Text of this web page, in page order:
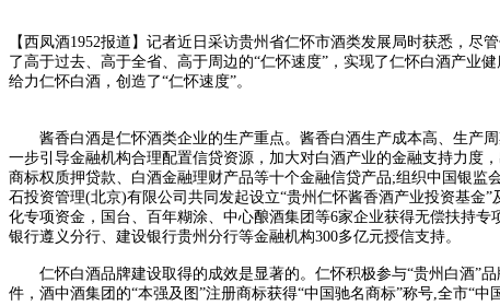
【西凤酒1952报道】记者近日采访贵州省仁怀市酒类发展局时获悉，
了高于过去、高于全省、高于周边的“仁怀速度”，实现了仁怀白酒产业
给力仁怀白酒，创造了“仁怀速度”。
酱香白酒是仁怀酒类企业的生产重点。酱香白酒生产成本高、生产周
一步引导金融机构合理配置信贷资源，加大对白酒产业的金融支持力度
商标权质押贷款、白酒金融理财产品等十个金融信贷产品;组织中国银
石投资管理(北京)有限公司共同发起设立“贵州仁怀酱香酒产业投资基金
化专项资金，国台、百年糊涂、中心酿酒集团等6家企业获得无偿扶持
银行遵义分行、建设银行贵州分行等金融机构300多亿元授信支持。
仁怀白酒品牌建设取得的成效是显著的。仁怀积极参与“贵州白酒”品
件，酒中酒集团的“本强及图”注册商标获得“中国驰名商标”称号,全市“中